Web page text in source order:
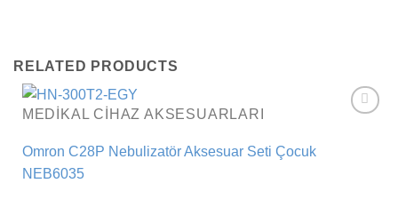
RELATED PRODUCTS
MEDIKAL CIHAZ AKSESUARLARI
Omron C28P Nebulizatör Aksesuar Seti Çocuk
NEB6035